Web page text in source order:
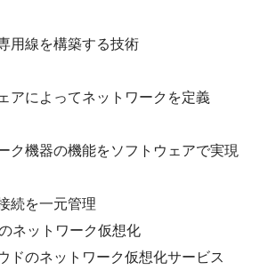
用線を構築する技術
アによってネットワークを定義
ク機器の機能をソフトウェアで実現
続を一元管理
ネットワーク仮想化
ドのネットワーク仮想化サービス